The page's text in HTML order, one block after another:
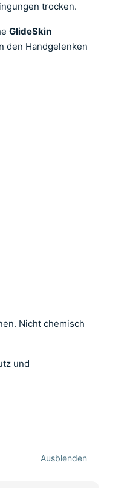
trocken.
GlideSkin
den Handgelenken
Nicht chemisch
und
Ausblenden